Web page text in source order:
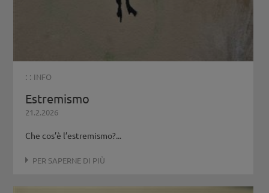
: : INFO
Estremismo
21.2.2026
Che cos’è l’estremismo?...
PER SAPERNE DI PIÙ